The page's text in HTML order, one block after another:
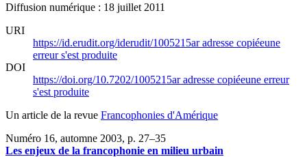
Diffusion numérique : 18 juillet 2011
URI
https://id.erudit.org/iderudit/1005215aradresse copiéeune
erreur s'est produite
DOI
https://doi.org/10.7202/1005215aradresse copiéeune erreur
s'est produite
Un article de la revue Francophonies d'Amérique
Numéro 16, automne 2003, p. 27–35
Les enjeux de la francophonie en milieu urbain